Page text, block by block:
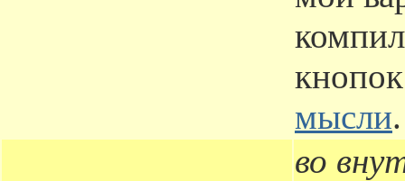
мысли.
во